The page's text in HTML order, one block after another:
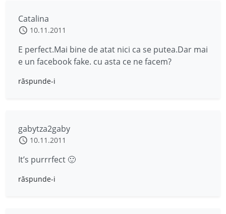
Catalina
10.11.2011
E perfect.Mai bine de atat nici ca se putea.Dar mai
e un facebook fake. cu asta ce ne facem?
răspunde-i
gabytza2gaby
10.11.2011
It’s purrrfect 🙂
răspunde-i